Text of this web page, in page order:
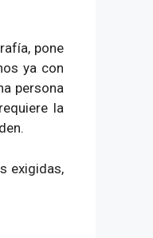
pone
ya con
persona
la
exigidas,